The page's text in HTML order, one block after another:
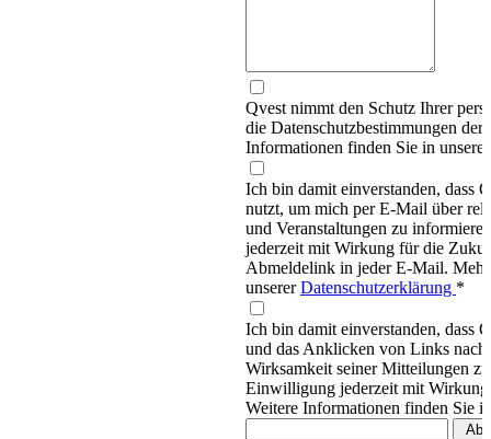
Qvest nimmt den Schutz Ihrer
die Datenschutzbestimmungen
Informationen finden Sie in
Ich bin damit einverstanden, dass
nutzt, um mich per E-Mail über
und Veranstaltungen zu
jederzeit mit Wirkung für die
Abmeldelink in jeder E-Mail.
unsererDatenschutzerklärung *
Ich bin damit einverstanden, dass
und das Anklicken von Links
Wirksamkeit seiner Mitteilungen
Einwilligung jederzeit mit
Weitere Informationen finden Sie